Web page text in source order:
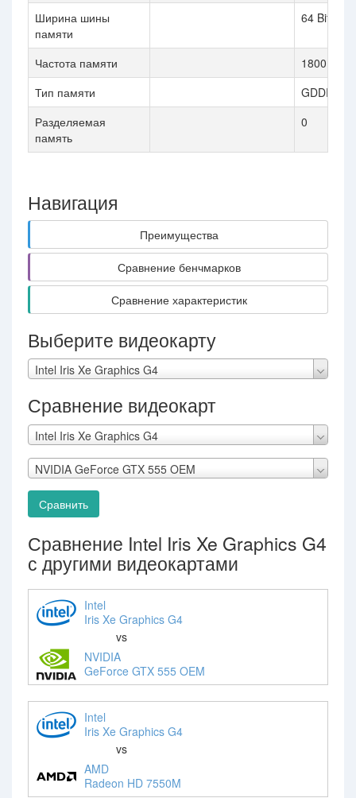
Ширина шины
памяти
64 Bit
Частота памяти
1800 MHz
Тип памяти
GDDR5 /
Разделяемая
память
0
Навигация
Преимущества
Сравнение бенчмарков
Сравнение характеристик
Выберите видеокарту
Intel Iris Xe Graphics G4
Сравнение видеокарт
Intel Iris Xe Graphics G4
NVIDIA GeForce GTX 555 OEM
Сравнить
Сравнение Intel Iris Xe Graphics G4
с другими видеокартами
Intel
Iris Xe Graphics G4
vs
NVIDIA
GeForce GTX 555 OEM
Intel
Iris Xe Graphics G4
vs
AMD
Radeon HD 7550M